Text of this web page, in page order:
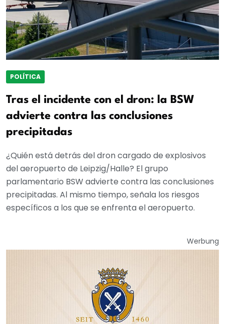
POLÍTICA
Tras el incidente con el dron: la BSW
advierte contra las conclusiones
precipitadas
¿Quién está detrás del dron cargado de explosivos
del aeropuerto de Leipzig/Halle? El grupo
parlamentario BSW advierte contra las conclusiones
precipitadas. Al mismo tiempo, señala los riesgos
específicos a los que se enfrenta el aeropuerto.
Werbung